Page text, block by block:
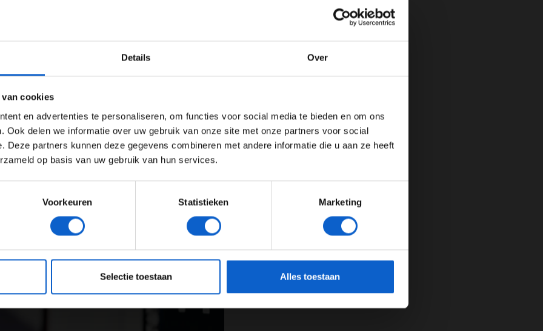
Details Over
van cookies
en advertenties te personaliseren, om functies voor social media te bieden en om ons
Ook delen we informatie over uw gebruik van onze site met onze partners voor social
Deze partners kunnen deze gegevens combineren met andere informatie die u aan ze heeft
op basis van uw gebruik van hun services.
Voorkeuren Statistieken Marketing
Selectie toestaan Alles toestaan
doen omdat we de hele achterkant aan moeten
bouwen."
Mercedes. "Dat de teams goed kijken als de
een deel van Formule 1. We deden hetzelfde toen
DAS-systeem (
ze (Mercedes, red.) mochten het gebruiken tot
Waarom accepteert Mercedes nu niet dat het
Advertentie instellingen
Toon alle alcoholische drankenadvertenties (18+)
Toon alle kansspelenadvertenties (24+)
JONGER DAN 24 24 JAAR OF OUDER
onsprivacybeleidvoor meer informatie over gegevensgebruik en -bescherming.